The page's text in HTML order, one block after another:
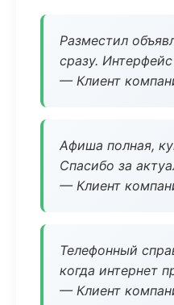
Разместил
сразу.
— Клиент
Афиша полная,
Спасибо за
— Клиент
Телефонный
когда интернет
— Клиент